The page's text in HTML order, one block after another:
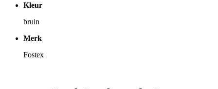
Kleur
bruin
Merk
Fostex